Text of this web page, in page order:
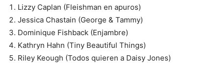
Lizzy Caplan (Fleishman en apuros)
Jessica Chastain (George & Tammy)
Dominique Fishback (Enjambre)
Kathryn Hahn (Tiny Beautiful Things)
Riley Keough (Todos quieren a Daisy Jones)